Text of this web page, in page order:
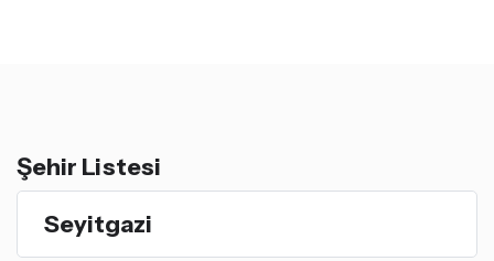
Şehir Listesi
Seyitgazi